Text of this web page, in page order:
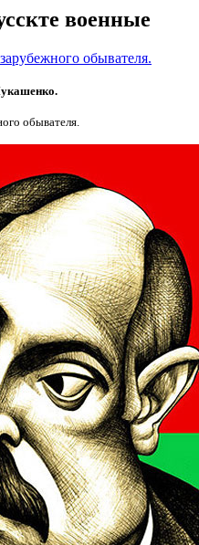
военные
обывателя.
обывателя.